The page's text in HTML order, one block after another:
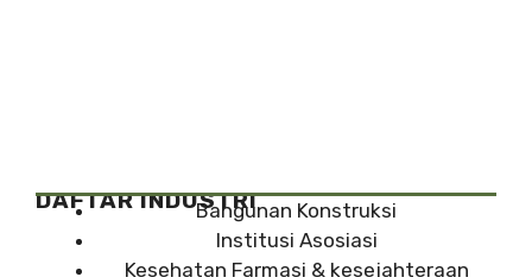
DAFTAR INDUSTRIBangunan Konstruksi
Institusi Asosiasi
Kesehatan Farmasi & kesejahteraan